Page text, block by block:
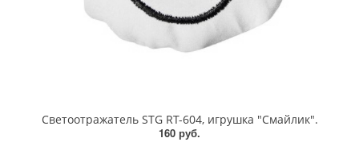
Светоотражатель STG RT-604, игрушка "Смайлик".
160 руб.